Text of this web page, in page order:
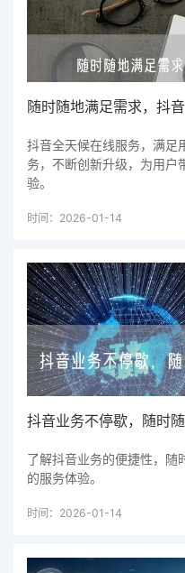
随时随地满足需求，抖
抖音全天候在线服务，满足
务，不断创新升级，为用户
验。
时间：2026-01-14
抖音业务不停歇，随时
了解抖音业务的便捷性，随
的服务体验。
时间：2026-01-14